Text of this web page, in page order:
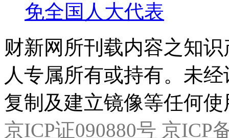
免全国人大代表
财新网所刊载内容之知
人专属所有或持有。未
复制及建立镜像等任何使
京ICP证090880号 京ICP